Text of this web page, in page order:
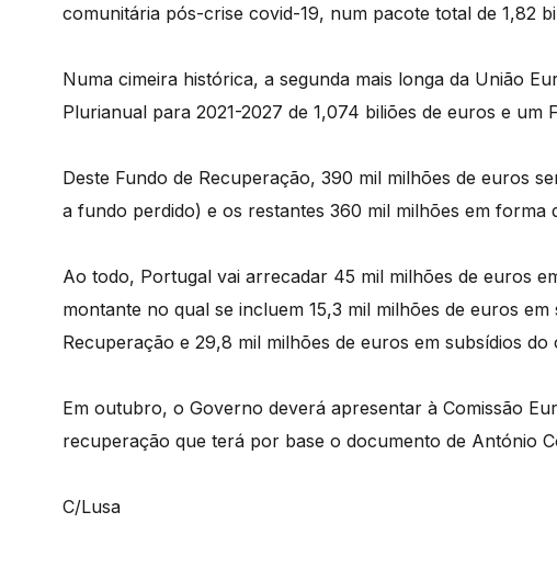
comunitária pós-crise covid-19, num pacote total de 1,82
Numa cimeira histórica, a segunda mais longa da União
Plurianual para 2021-2027 de 1,074 biliões de euros e um
Deste Fundo de Recuperação, 390 mil milhões de euros
a fundo perdido) e os restantes 360 mil milhões em forma
Ao todo, Portugal vai arrecadar 45 mil milhões de euros
montante no qual se incluem 15,3 mil milhões de euros
Recuperação e 29,8 mil milhões de euros em subsídios
Em outubro, o Governo deverá apresentar à Comissão
recuperação que terá por base o documento de António
C/Lusa